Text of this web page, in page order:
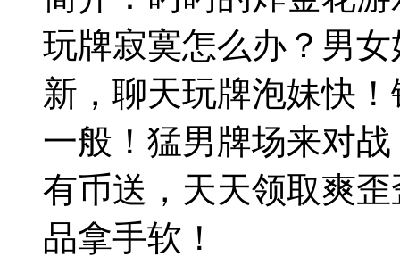
玩牌寂寞怎么办？男
新，聊天玩牌泡妹快
一般！猛男牌场来对
有币送，天天领取爽
品拿手软！